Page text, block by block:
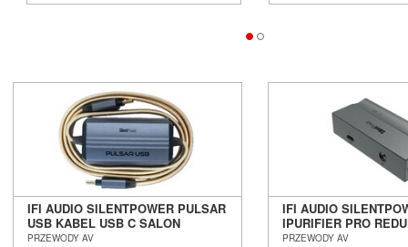
IFI AUDIO SILENTPOWER PULSAR
USB KABEL USB C SALON
POZNAŃ WROCŁAW
PRZEWODY AV
IFI AUDIO
IPURIFIER PRO
SZUMÓW SALON
PRZEWODY AV